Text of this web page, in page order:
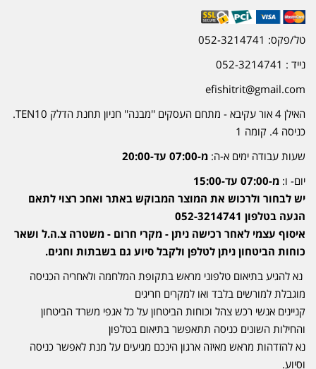
טל/פקס: 052-3214741
נייד : 052-3214741
efishitrit@gmail.com
האילן 4 אור עקיבא - מתחם העסקים ''מבנה'' חניון תחנת הדלק TEN10.
כניסה 4. קומה 1
שעות עבודה ימים א-ה: מ-07:00 עד-20:00
יום- ו: מ-07:00 עד-15:00
יש לבחור ולרכוש את המוצר המבוקש באתר ואחכ רצוי לתאם
הגעה בטלפון 052-3214741
איסוף עצמי לאחר רכישה ניתן - מקרי חרום - משטרה צ.ה.ל ושאר
כוחות הביטחון ניתן לטלפן ולקבל סיוע גם בשבתות וחגים.
נא להגיע בתיאום טלפוני מראש בתקופת המלחמה ולאחריה הכניסה
מוגבלת למורשים בלבד ואו למקרים חריגים
קניינים אנשי רכש צהל וכוחות הביטחון על כל אגפי משרד הביטחון
והחילות השונים כניסה תתאפשר בתיאום בטלפון
נא להזדהות מראש מאיזה ארגון הינכם מגיעים על מנת לאפשר כניסה
וסיוע.